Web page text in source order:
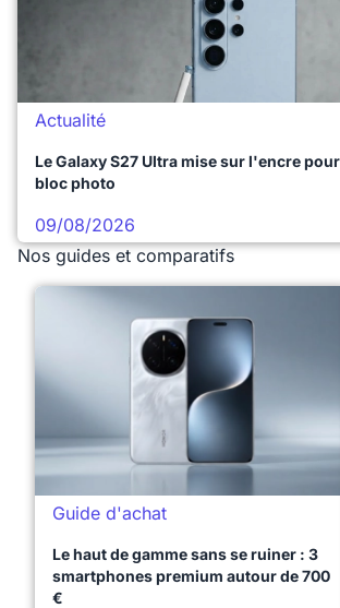
Actualité
Le Galaxy S27 Ultra mise sur l'encre
bloc photo
09/08/2026
Nos guides et comparatifs
Guide d'achat
Le haut de gamme sans se ruiner : 3
smartphones premium autour de 700
€